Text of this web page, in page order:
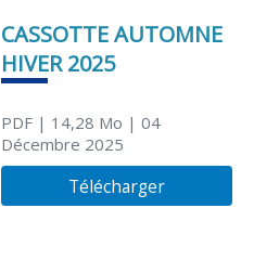
CASSOTTE AUTOMNE
HIVER 2025
PDF| 14,28 Mo | 04
Décembre 2025
Télécharger